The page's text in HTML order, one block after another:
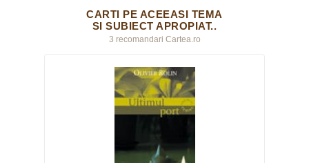
CARTI PE ACEEASI TEMA
SI SUBIECT APROPIAT..
3 recomandari Cartea.ro